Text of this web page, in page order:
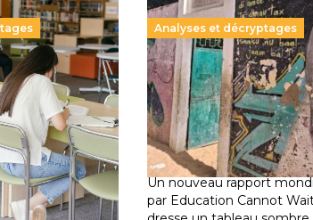
une dérive qui
régulation de
privé met
d’un
l’acte
Analyses et décryptages
258 millions
de la guerre, des
climatiques et des
déplacements de
11 juillet 2026 -National
Un nouveau rapport
par Education Cannot